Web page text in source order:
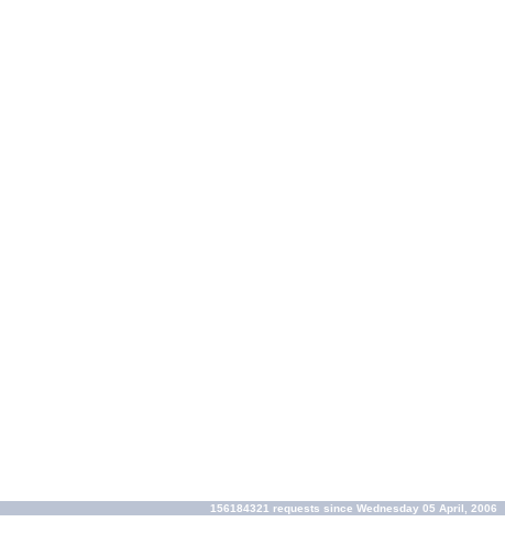
156184321 requests since Wednesday 05 April, 2006